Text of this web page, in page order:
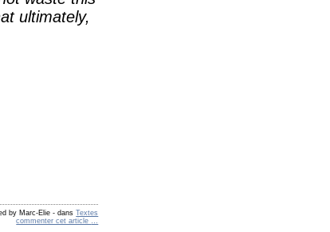
ultimately,
by Marc-Elie - dansTextes
commenter cet article